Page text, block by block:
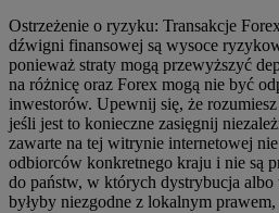
Ostrzeżenie o ryzyku: Transakcje
dźwigni finansowej są wysoce
ponieważ straty mogą przewyższyć
na różnicę oraz Forex mogą nie być
inwestorów. Upewnij się, że
jeśli jest to konieczne zasięgnij
zawarte na tej witrynie internetowej
odbiorców konkretnego kraju i nie są
do państw, w których dystrybucja
byłyby niezgodne z lokalnym